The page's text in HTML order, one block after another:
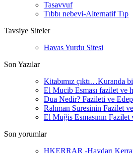
Tasavvuf
Tıbbı nebevi-Alternatif Tıp
Tavsiye Siteler
Havas Yurdu Sitesi
Son Yazılar
Kitabımız çıktı…Kuranda
El Mucib Esması fazilet ve
Dua Nedir? Fazileti ve
Rahman Suresinin Fazilet
El Muğis Esmasının Fazilet
Son yorumlar
HKERRAR -Haydarı